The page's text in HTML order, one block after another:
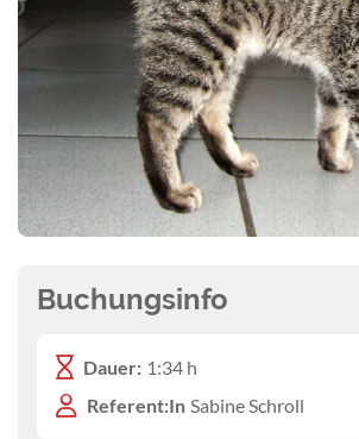
Buchungsinfo
Dauer: 1:34 h
Referent:In Sabine Schroll